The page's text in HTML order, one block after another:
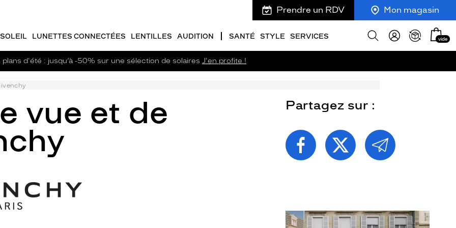
Prendre un RDV Mon magasin
LUNETTES CONNECTÉES LENTILLES AUDITION SANTÉ STYLE SERVICES
Afficher
Mon
panier
vide
plans d'été : jusqu’à -50% sur une sélection de solaires J'en profite !
vue et de Partagez sur :
PARTAGEZ
CETTE
PAGE
SUR
FACEBOOK
PARTAGEZ
CETTE
PAGE
SUR
TWITTER
PARTAGEZ
CETTE
PAGE
PAR
E-